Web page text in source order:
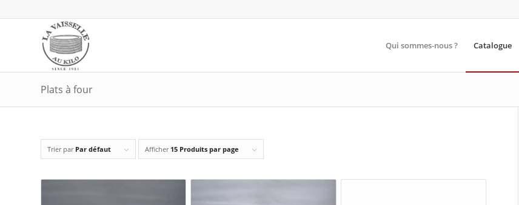
Qui sommes-nous ? Catalogue
Plats à four
Trier par Par défaut Afficher 15 Produits par page